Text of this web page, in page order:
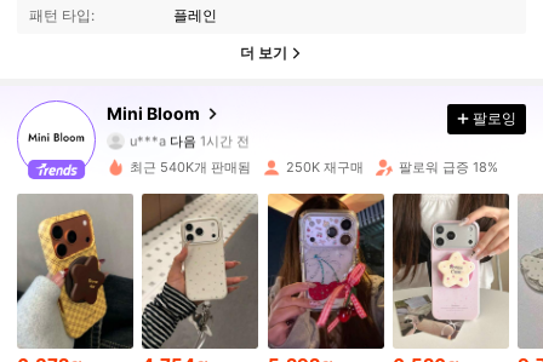
패턴 타입:
플레인
더 보기
Mini Bloom
u***a다음 1시간 전
e***i가 탐색 중입니다
4.91
67K 팔로워
4.91 67K 팔로워
4.91 67K 팔로워
팔로잉
최근 540K개 판매됨 250K 재구매 팔로워 급증 18%